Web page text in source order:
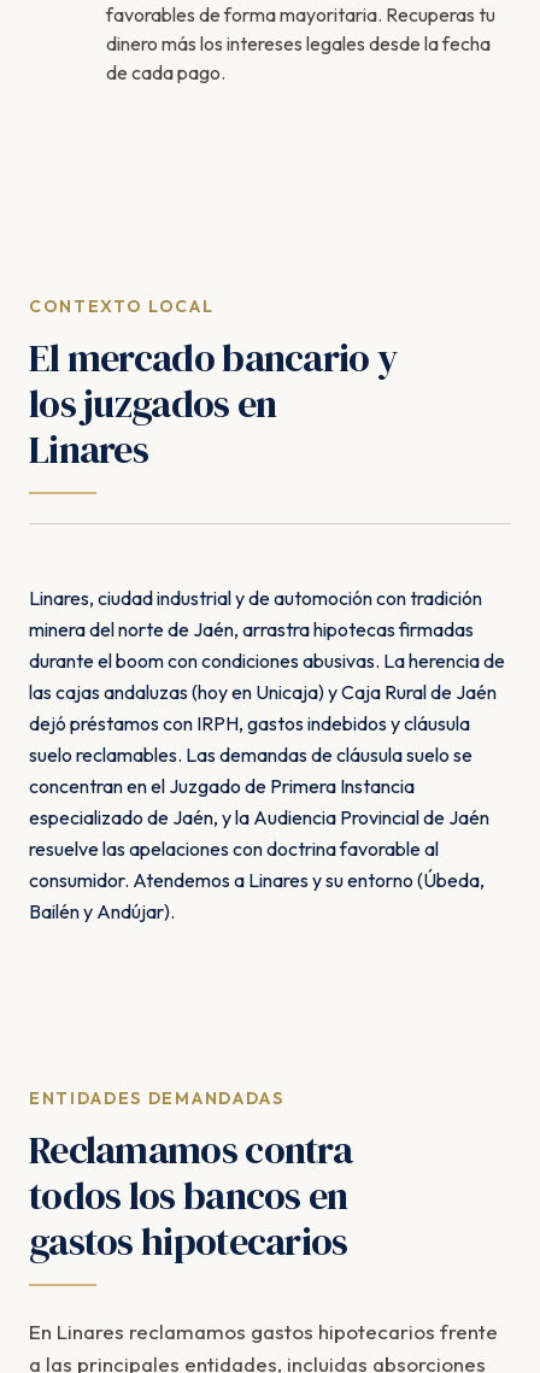
favorables de forma mayoritaria. Recuperas tu
dinero más los intereses legales desde la fecha
de cada pago.
CONTEXTO LOCAL
El mercado bancario y
los juzgados en
Linares
Linares, ciudad industrial y de automoción con tradición
minera del norte de Jaén, arrastra hipotecas firmadas
durante el boom con condiciones abusivas. La herencia de
las cajas andaluzas (hoy en Unicaja) y Caja Rural de Jaén
dejó préstamos con IRPH, gastos indebidos y cláusula
suelo reclamables. Las demandas de cláusula suelo se
concentran en el Juzgado de Primera Instancia
especializado de Jaén, y la Audiencia Provincial de Jaén
resuelve las apelaciones con doctrina favorable al
consumidor. Atendemos a Linares y su entorno (Úbeda,
Bailén y Andújar).
ENTIDADES DEMANDADAS
Reclamamos contra
todos los bancos en
gastos hipotecarios
En Linares reclamamos gastos hipotecarios frente
a las principales entidades, incluidas absorciones